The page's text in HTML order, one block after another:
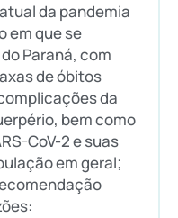
da pandemia
em que se
Paraná, com
de óbitos
da
bem como
CoV-2 e suas
em geral;